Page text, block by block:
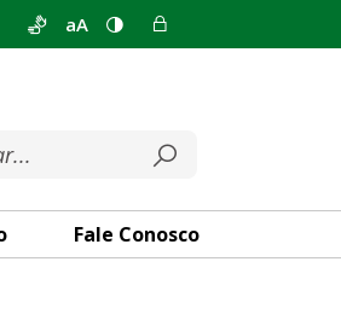
aA
Fale Conosco